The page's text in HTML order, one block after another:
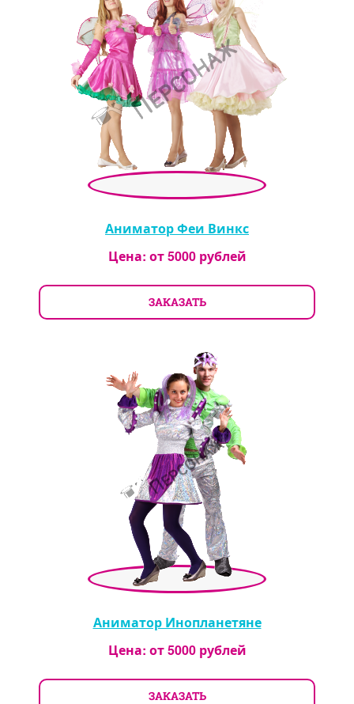
Аниматор Феи Винкс
Цена: от5000рублей
ЗАКАЗАТЬ
Аниматор Инопланетяне
Цена: от5000рублей
ЗАКАЗАТЬ